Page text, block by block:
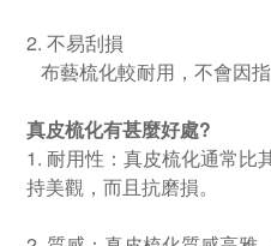
2. 不易刮損
布藝梳化較耐用，不會因
真皮梳化有甚麼好處?
1. 耐用性：真皮梳化通常比
持美觀，而且抗磨損。